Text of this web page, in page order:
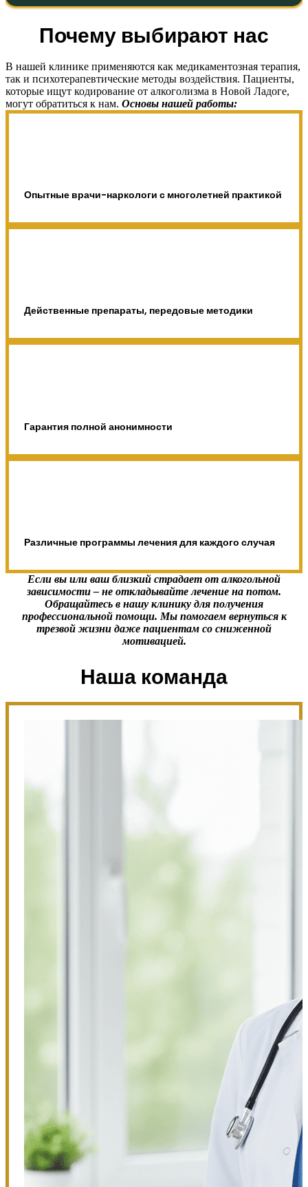
Почему выбирают нас
В нашей клинике применяются как медикаментозная терапия,
так и психотерапевтические методы воздействия. Пациенты,
которые ищут кодирование от алкоголизма в Новой Ладоге,
могут обратиться к нам. Основы нашей работы:
Опытные врачи-наркологи с многолетней практикой
Действенные препараты, передовые методики
Гарантия полной анонимности
Различные программы лечения для каждого случая
Если вы или ваш близкий страдает от алкогольной
зависимости – не откладывайте лечение на потом.
Обращайтесь в нашу клинику для получения
профессиональной помощи. Мы помогаем вернуться к
трезвой жизни даже пациентам со сниженной
мотивацией.
Наша команда